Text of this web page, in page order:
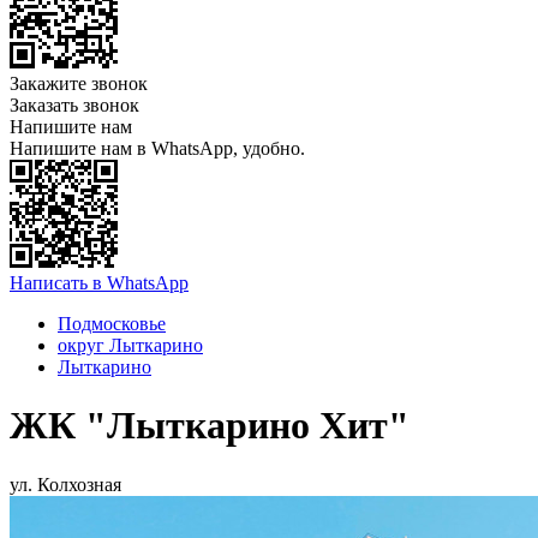
Закажите звонок
Заказать звонок
Напишите нам
Напишите нам в WhatsApp, удобно.
Написать в WhatsApp
Подмосковье
округ Лыткарино
Лыткарино
ЖК "Лыткарино Хит"
ул. Колхозная